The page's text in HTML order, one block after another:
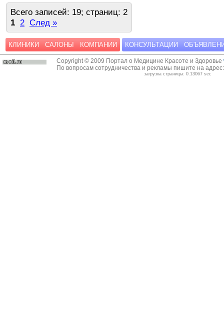
Всего записей: 19; страниц: 2
1 2 След »
КЛИНИКИ САЛОНЫ КОМПАНИИ КОНСУЛЬТАЦИИ
Copyright © 2009 Портал о Медицине Красоте и Здоровье
По вопросам сотрудничества и рекламы пишите на
загрузка страницы: 0.13067 sec